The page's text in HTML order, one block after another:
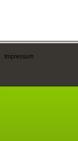
Impressum